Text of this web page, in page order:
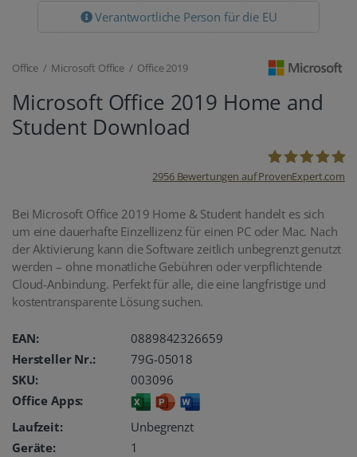
Verantwortliche Person für die EU
Office / Microsoft Office / Office 2019
Microsoft Office 2019 Home and
Student Download
oemhandel24
UG
2956Bewertungen auf ProvenExpert.com
Bei Microsoft Office 2019 Home & Student handelt es sich
um eine dauerhafte Einzellizenz für einen PC oder Mac. Nach
der Aktivierung kann die Software zeitlich unbegrenzt genutzt
werden – ohne monatliche Gebühren oder verpflichtende
Cloud-Anbindung. Perfekt für alle, die eine langfristige und
kostentransparente Lösung suchen.
EAN:
0889842326659
Hersteller Nr.:
79G-05018
SKU:
003096
Office Apps:
Laufzeit:
Unbegrenzt
Geräte:
1